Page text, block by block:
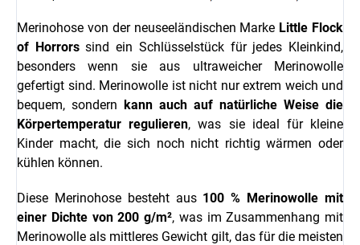
Merinohose von der neuseeländischen Marke Little Flock
of Horrorssind ein Schlüsselstück für jedes Kleinkind,
besonders wenn sie aus ultraweicher Merinowolle
gefertigt sind. Merinowolle ist nicht nur extrem weich und
bequem, sondern kann auch auf natürliche Weise die
Körpertemperatur regulieren, was sie ideal für kleine
Kinder macht, die sich noch nicht richtig wärmen oder
kühlen können.
Diese Merinohose besteht aus 100 % Merinowolle mit
einer Dichte von 200 g/m², was im Zusammenhang mit
Merinowolle als mittleres Gewicht gilt, das für die meisten